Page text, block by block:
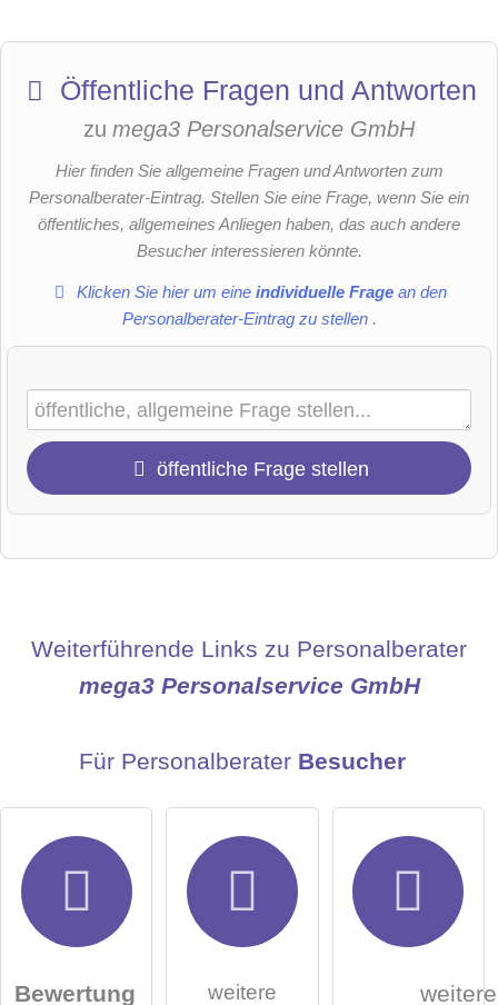
Öffentliche Fragen und Antworten
zu mega3 Personalservice GmbH
Hier finden Sie allgemeine Fragen und Antworten zum
Personalberater-Eintrag. Stellen Sie eine Frage, wenn Sie ein
öffentliches, allgemeines Anliegen haben, das auch andere
Besucher interessieren könnte.
Klicken Sie hier um eineindividuelle Frage an den
Personalberater-Eintrag zu stellen .
öffentliche Frage stellen
Name
Weiterführende Links zu Personalberater
mega3 Personalservice GmbH
Für Personalberater Besucher
Bewertung weitere weitere